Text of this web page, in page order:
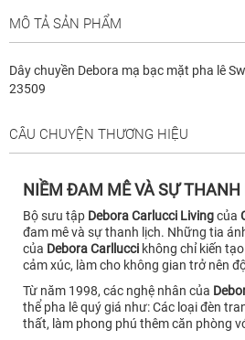
MÔ TẢ SẢN PHẨM
Dây chuyền Debora mạ bạc mặt pha lê
23509
CÂU CHUYỆN THƯƠNG HIỆU
NIỀM ĐAM MÊ VÀ SỰ THANH
Bộ sưu tập Debora Carlucci Livingcủa
đam mê và sự thanh lịch. Những tia
của Debora Carllucci không chỉ kiến
cảm xúc, làm cho không gian trở nên
Từ năm 1998, các nghệ nhân của
thể pha lê quý giá như: Các loại đèn
thất, làm phong phú thêm căn phòng